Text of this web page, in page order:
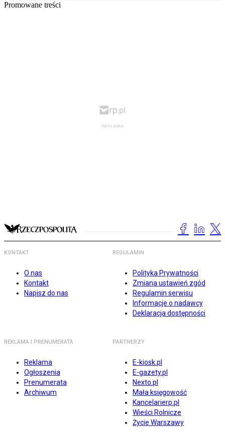
Promowane treści
KONTAKT
O nas
Kontakt
Napisz do nas
REGULAMIN
Polityka Prywatności
Zmiana ustawień zgód
Regulamin serwisu
Informacje o nadawcy
Deklaracja dostępności
REKLAMA I PRENUMERATA
Reklama
Ogłoszenia
Prenumerata
Archiwum
PARTNERZY
E-kiosk.pl
E-gazety.pl
Nexto.pl
Mała księgowość
Kancelarierp.pl
Wieści Rolnicze
Życie Warszawy